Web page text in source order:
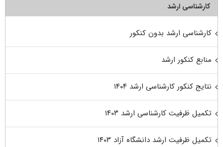
کارشناسی ارشد
کارشناسی ارشد بدون کنکور
منابع کنکور ارشد
نتایج کنکور کارشناسی ارشد ۱۴۰۴
تکمیل ظرفیت کارشناسی ارشد ۱۴۰۳
تکمیل ظرفیت ارشد دانشگاه آزاد ۱۴۰۳